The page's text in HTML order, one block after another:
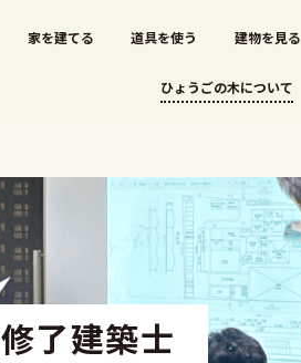
家を建てる 道具を使う 建物を見る
ひょうごの木について
修了建築士